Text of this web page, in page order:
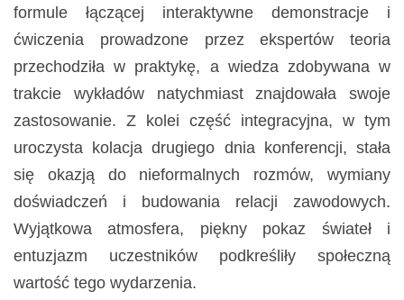
formule łączącej interaktywne demonstracje i
ćwiczenia prowadzone przez ekspertów teoria
przechodziła w praktykę, a wiedza zdobywana w
trakcie wykładów natychmiast znajdowała swoje
zastosowanie. Z kolei część integracyjna, w tym
uroczysta kolacja drugiego dnia konferencji, stała
się okazją do nieformalnych rozmów, wymiany
doświadczeń i budowania relacji zawodowych.
Wyjątkowa atmosfera, piękny pokaz świateł i
entuzjazm uczestników podkreśliły społeczną
wartość tego wydarzenia.